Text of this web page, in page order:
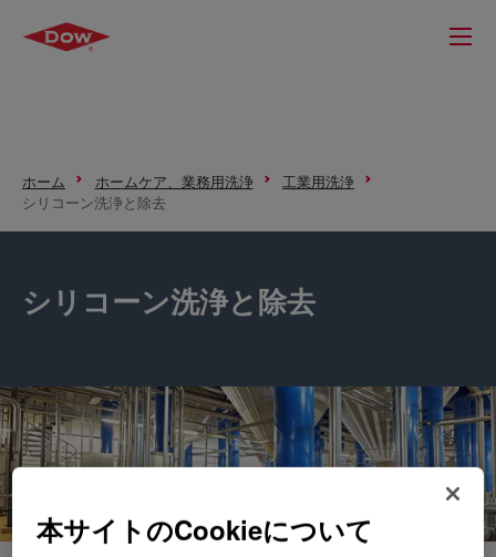
ホーム ホームケア、業務用洗浄
工業用洗浄
シリコーン洗浄と除去
シリコーン洗浄と除去
本サイトのCookieについて